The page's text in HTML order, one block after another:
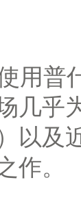
用普
几乎
以及
作。